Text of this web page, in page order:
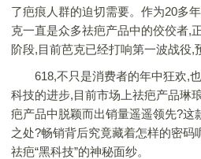
了疤痕人群的迫切需要。作为20多
克一直是众多祛疤产品中的佼佼者,
阶段,目前芭克已经打响第一波战役,
618,不只是消费者的年中狂欢,也
科技的进步,目前市场上祛疤产品琳
疤产品中脱颖而出销量遥遥领先?这
之处?畅销背后究竟藏着怎样的密码
祛疤“黑科技”的神秘面纱。